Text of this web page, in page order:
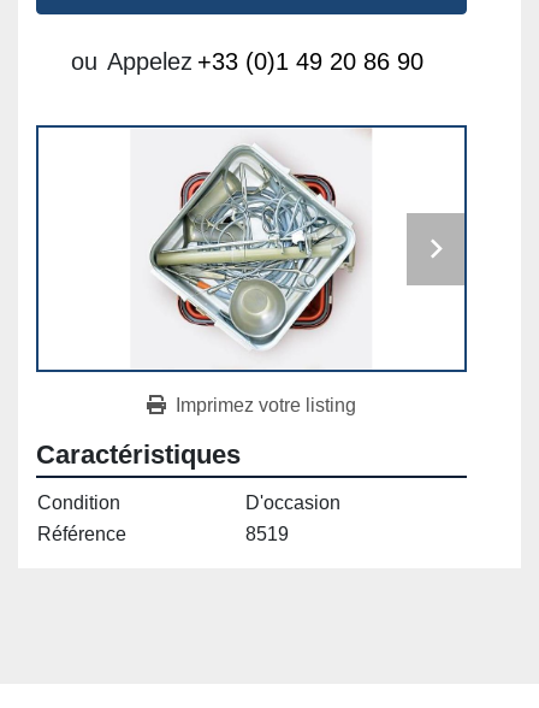
ou Appelez +33 (0)1 49 20 86 90
Imprimez votre listing
Caractéristiques
Condition
D'occasion
Référence
8519